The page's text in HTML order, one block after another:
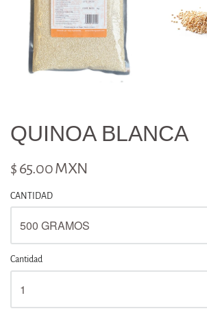
QUINOA BLANCA
$ 65.00 MXN
CANTIDAD
Cantidad